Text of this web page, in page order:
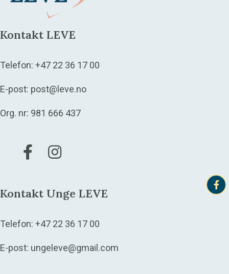
Kontakt LEVE
Telefon: +47 22 36 17 00
E-post: post@leve.no
Org. nr: 981 666 437
Gå til vår Facebook
Gå til vår Instagram
Kontakt Unge LEVE
Telefon: +47 22 36 17 00
E-post: ungeleve@gmail.com